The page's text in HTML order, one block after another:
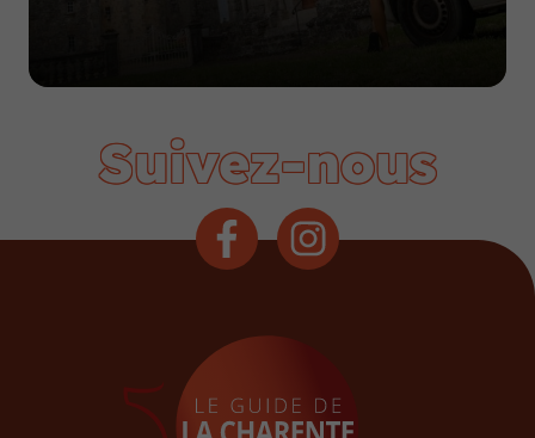
Suivez-nous